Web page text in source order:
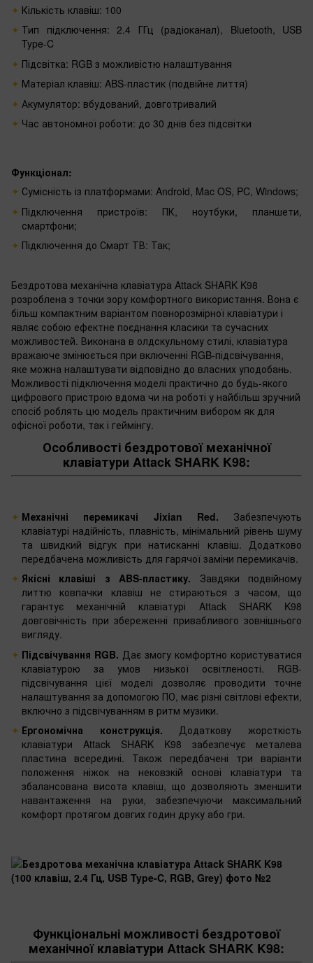
Кількість клавіш: 100
Тип підключення: 2.4 ГГц (радіоканал), Bluetooth, USB
Type-C
Підсвітка: RGB з можливістю налаштування
Матеріал клавіш: ABS-пластик (подвійне лиття)
Акумулятор: вбудований, довготривалий
Час автономної роботи: до 30 днів без підсвітки
Функціонал:
Сумісність із платформами: Android, Mac OS, PC, Windows;
Підключення пристроїв: ПК, ноутбуки, планшети,
смартфони;
Підключення до Смарт ТВ: Так;
Бездротова механічна клавіатура Attack SHARK K98
розроблена з точки зору комфортного використання. Вона є
більш компактним варіантом повнорозмірної клавіатури і
являє собою ефектне поєднання класики та сучасних
можливостей. Виконана в олдскульному стилі, клавіатура
вражаюче змінюється при включенні RGB-підсвічування,
яке можна налаштувати відповідно до власних уподобань.
Можливості підключення моделі практично до будь-якого
цифрового пристрою вдома чи на роботі у найбільш зручний
спосіб роблять цю модель практичним вибором як для
офісної роботи, так і геймінгу.
Особливості бездротової механічної
клавіатури Attack SHARK K98:
Механічні перемикачі Jixian Red. Забезпечують
клавіатурі надійність, плавність, мінімальний рівень шуму
та швидкий відгук при натисканні клавіш. Додатково
передбачена можливість для гарячої заміни перемикачів.
Якісні клавіші з ABS-пластику. Завдяки подвійному
литтю ковпачки клавіш не стираються з часом, що
гарантує механічній клавіатурі Attack SHARK K98
довговічність при збереженні привабливого зовнішнього
вигляду.
Підсвічування RGB. Дає змогу комфортно користуватися
клавіатурою за умов низької освітленості. RGB-
підсвічування цієї моделі дозволяє проводити точне
налаштування за допомогою ПО, має різні світлові ефекти,
включно з підсвічуванням в ритм музики.
Ергономічна конструкція. Додаткову жорсткість
клавіатури Attack SHARK K98 забезпечує металева
пластина всередині. Також передбачені три варіанти
положення ніжок на нековзкій основі клавіатури та
збалансована висота клавіш, що дозволяють зменшити
навантаження на руки, забезпечуючи максимальний
комфорт протягом довгих годин друку або гри.
Функціональні можливості бездротової
механічної клавіатури Attack SHARK K98: